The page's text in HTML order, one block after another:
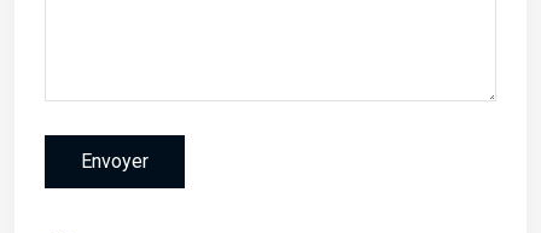
Envoyer